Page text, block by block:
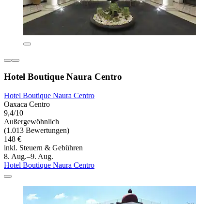
Hotel Boutique Naura Centro
Hotel Boutique Naura Centro
Oaxaca Centro
9,4/10
Außergewöhnlich
(1.013 Bewertungen)
148 €
inkl. Steuern & Gebühren
8. Aug.–9. Aug.
Hotel Boutique Naura Centro